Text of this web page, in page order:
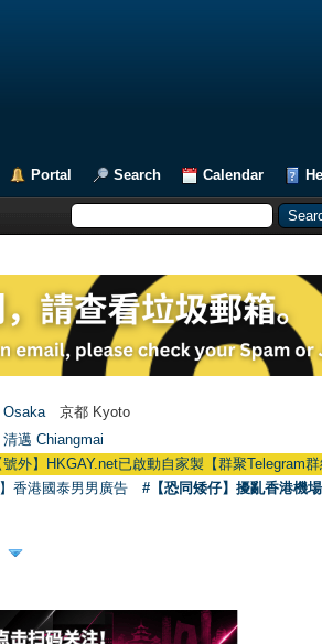
Portal Search Calendar
Osaka 京都 Kyoto
清邁 Chiangmai
】HKGAY.net已啟動自家製【群聚Telegram群組
香港國泰男男廣告 #【恐同矮仔】擾亂香港機